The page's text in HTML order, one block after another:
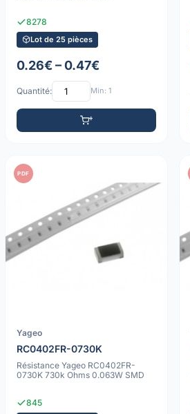
8278
Lot de 25 pièces
0.26€ – 0.47€
Quantité: Min: 1
PDF
Yageo
RC0402FR-0730K
Résistance Yageo RC0402FR-
0730K 730k Ohms 0.063W SMD
845